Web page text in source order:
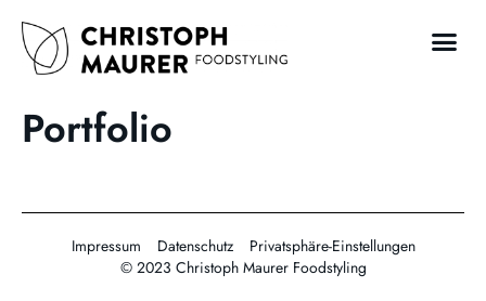
Portfolio
Impressum Datenschutz
Privatsphäre-Einstellungen
© 2023 Christoph Maurer Foodstyling